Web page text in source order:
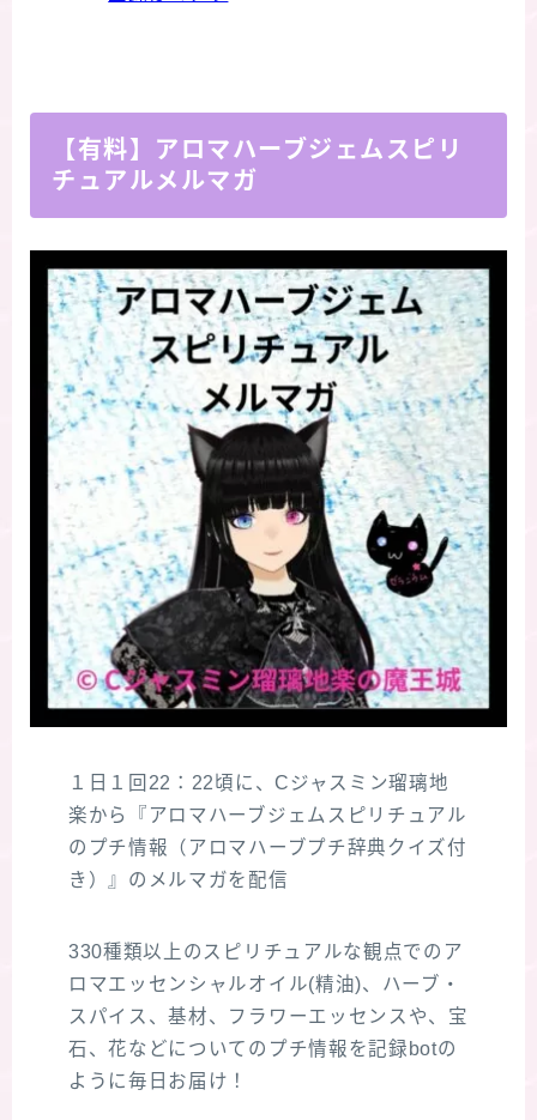
【有料】アロマハーブジェムスピリ
チュアルメルマガ
１日１回22：22頃に、Cジャスミン瑠璃地
楽から『アロマハーブジェムスピリチュアル
のプチ情報（アロマハーブプチ辞典クイズ付
き）』のメルマガを配信
330種類以上のスピリチュアルな観点でのア
ロマエッセンシャルオイル(精油)、ハーブ・
スパイス、基材、フラワーエッセンスや、宝
石、花などについてのプチ情報を記録botの
ように毎日お届け！